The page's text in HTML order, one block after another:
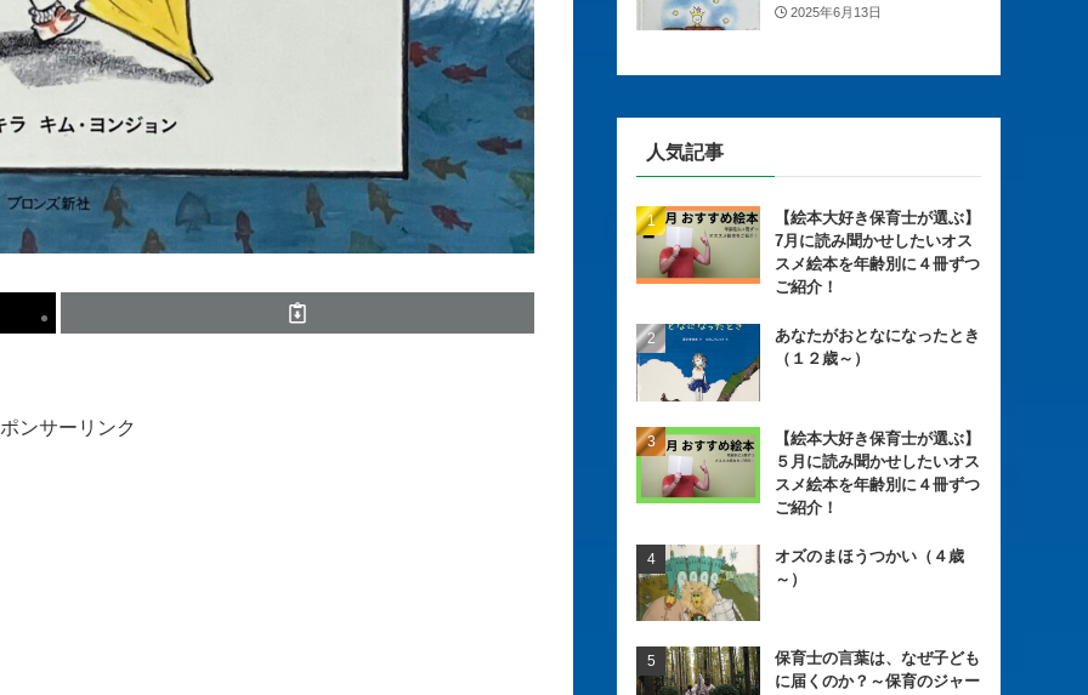
ンサーリンク
2025年6月13日
人気記事
【絵本大好き保育士が選ぶ】
7月に読み聞かせしたいオス
スメ絵本を年齢別に４冊ずつ
ご紹介！
あなたがおとなになったとき
（１２歳～）
【絵本大好き保育士が選ぶ】
５月に読み聞かせしたいオス
スメ絵本を年齢別に４冊ずつ
ご紹介！
オズのまほうつかい（４歳
～）
保育士の言葉は、なぜ子ども
に届くのか？～保育のジャー